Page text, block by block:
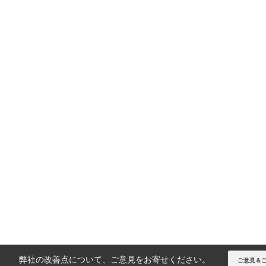
弊社の改善点について、ご意見をお寄せください。 ご意見＆